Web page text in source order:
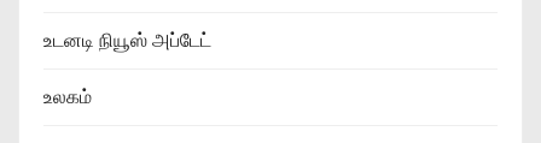
உடனடி நியூஸ் அப்டேட்
உலகம்